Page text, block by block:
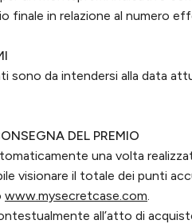
finale in relazione al numero
sono da intendersi alla data
DEL PREMIO
una volta
visionare il totale dei punti
www.mysecretcase.com
all’atto di